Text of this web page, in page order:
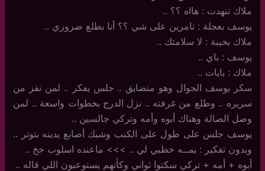
ملاك تنهدت : هااه ؟؟ ..
يوسف بعجلة : تامرين على شي ؟؟ أنا بطلع ضروري ..
ملاك بخيبة : لا سلامتك ..
يوسف : باي ..
ملاك : بايات ..
سكر يوسف الجوال وهو متضايق .. جلس يفكر .. لمن نقز من
سريره .. وطلع من غرفته .. نزل الدرج بخطوات واسعة .. لمن
وصل الصالة وهناك أبوه وأمه وتركي جالسين ..
يوسف جلس على طول على الكنب وشبك أصابع يدينه بتوتر ..
وبدون تفكير : يمــه خطبي لي .. >>> ماعنده اسلوب خخ ..
أبوه + أمه + تركي سكتوا ثواني وكأنهم يستوعبون اللي قاله ..